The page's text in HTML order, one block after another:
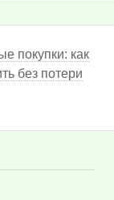
покупки: как
без потери